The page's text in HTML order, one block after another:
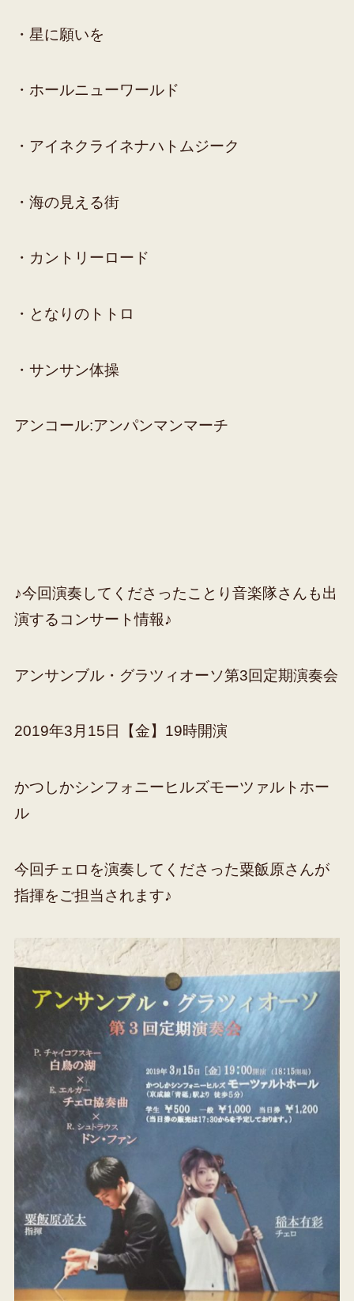
・星に願いを
・ホールニューワールド
・アイネクライネナハトムジーク
・海の見える街
・カントリーロード
・となりのトトロ
・サンサン体操
アンコール:アンパンマンマーチ
♪今回演奏してくださったことり音楽隊さんも出
演するコンサート情報♪
アンサンブル・グラツィオーソ第3回定期演奏会
2019年3月15日【金】19時開演
かつしかシンフォニーヒルズモーツァルトホー
ル
今回チェロを演奏してくださった粟飯原さんが
指揮をご担当されます♪